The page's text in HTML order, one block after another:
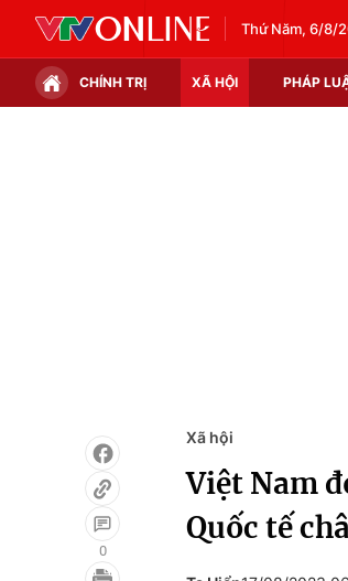
Thứ Năm, 6/8/
CHÍNH TRỊ XÃ HỘI PHÁP
0
Xã hội
Việt Nam
Quốc tế